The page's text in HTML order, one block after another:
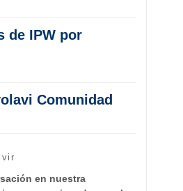
de IPW por
Comunidad
en nuestra